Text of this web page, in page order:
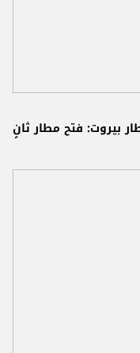
بيروت: فتح مطار ثانٍ